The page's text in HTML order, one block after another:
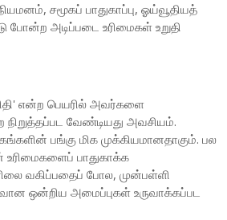
சமூகப் பாதுகாப்பு, ஓய்வூதியத்
போன்ற அடிப்படை உரிமைகள் உறுதி
என்ற பெயரில் அவர்களை
நிறுத்தப்பட வேண்டியது அவசியம்.
பங்கு மிக முக்கியமானதாகும். பல
பாதுகாக்க
வகிப்பதைப் போல, முன்பள்ளி
ஒன்றிய அமைப்புகள் உருவாக்கப்பட